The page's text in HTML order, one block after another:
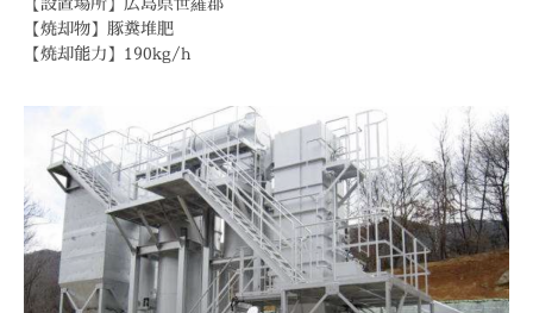
【焼却物】豚糞堆肥
【焼却能力】190kg/h